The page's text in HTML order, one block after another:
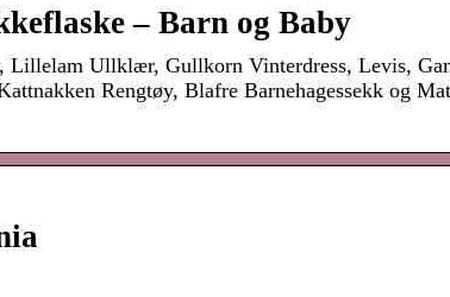
– Barn og Baby
Ullklær, Gullkorn Vinterdress, Levis,
Rengtøy, Blafre Barnehagessekk og